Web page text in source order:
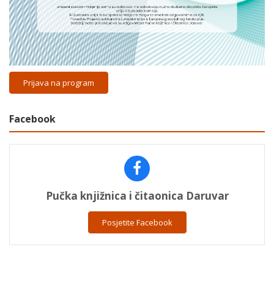
Prijava na program
Facebook
Pučka knjižnica i čitaonica Daruvar
Posjetite Facebook